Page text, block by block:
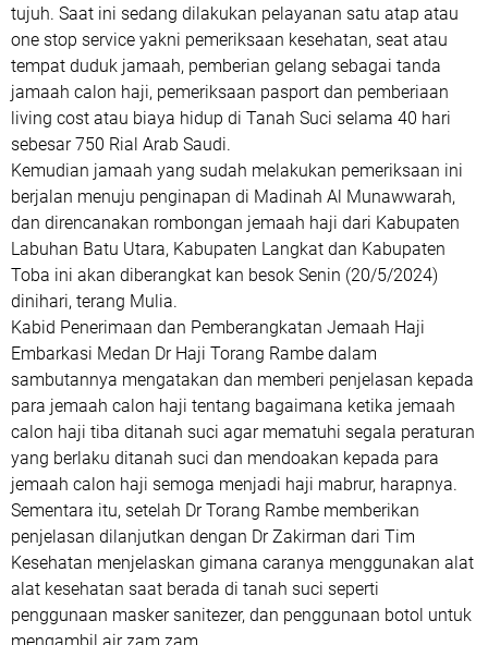
tujuh. Saat ini sedang dilakukan pelayanan satu atap atau
one stop service yakni pemeriksaan kesehatan, seat atau
tempat duduk jamaah, pemberian gelang sebagai tanda
jamaah calon haji, pemeriksaan pasport dan pemberiaan
living cost atau biaya hidup di Tanah Suci selama 40 hari
sebesar 750 Rial Arab Saudi.
Kemudian jamaah yang sudah melakukan pemeriksaan ini
berjalan menuju penginapan di Madinah Al Munawwarah,
dan direncanakan rombongan jemaah haji dari Kabupaten
Labuhan Batu Utara, Kabupaten Langkat dan Kabupaten
Toba ini akan diberangkat kan besok Senin (20/5/2024)
dinihari, terang Mulia.
Kabid Penerimaan dan Pemberangkatan Jemaah Haji
Embarkasi Medan Dr Haji Torang Rambe dalam
sambutannya mengatakan dan memberi penjelasan kepada
para jemaah calon haji tentang bagaimana ketika jemaah
calon haji tiba ditanah suci agar mematuhi segala peraturan
yang berlaku ditanah suci dan mendoakan kepada para
jemaah calon haji semoga menjadi haji mabrur, harapnya.
Sementara itu, setelah Dr Torang Rambe memberikan
penjelasan dilanjutkan dengan Dr Zakirman dari Tim
Kesehatan menjelaskan gimana caranya menggunakan alat
alat kesehatan saat berada di tanah suci seperti
penggunaan masker sanitezer, dan penggunaan botol untuk